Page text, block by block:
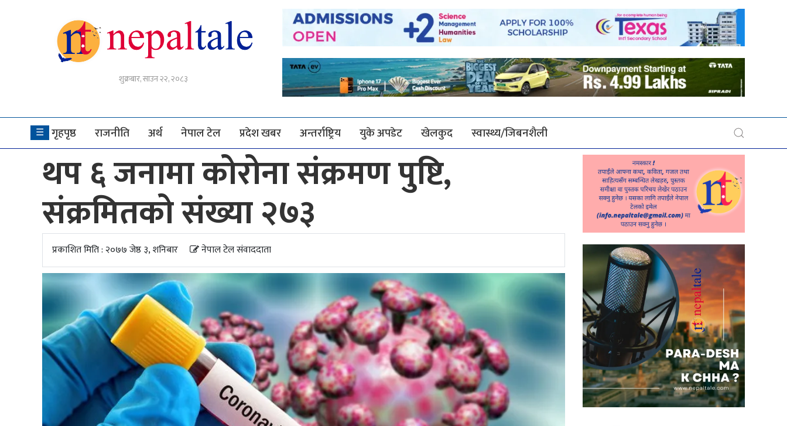
शुक्रबार, साउन २२, २०८३
अर्थ
नेपाल
अन्तर्राष्ट्रिय
अपडेट
खेलकुद
स्वास्थ्य/
जिबनशैली
☰ गृहपृष्ठ राजनीति अर्थ नेपाल टेल प्रदेश खबर अन्तर्राष्ट्रिय युके अपडेट खेलकुद स्वास्थ्य/जिबनशैली
थप ६ जनामा कोरोना संक्रमण पुष्टि,
संक्रमितको संख्या २७३
प्रकाशित मिति : २०७७ जेष्ठ ३, शनिबार नेपाल टेल संवाददाता